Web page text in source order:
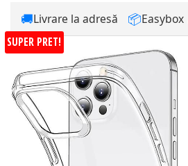
🚚Livrare la adresă 📦Easybox
SUPER PRET!